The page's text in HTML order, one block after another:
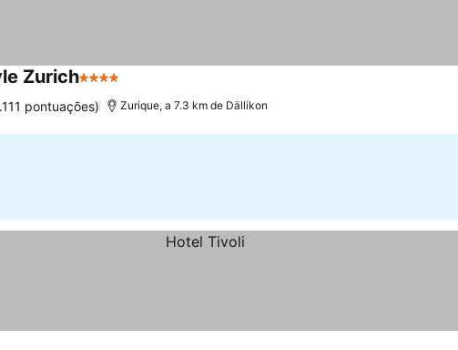
Zurich4 Estrelas
pontuações) Zurique, a 7.3 km de Dällikon